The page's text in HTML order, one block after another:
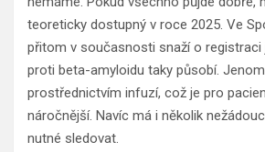
teoreticky dostupný v roce 2025. Ve
přitom v současnosti snaží o registraci
proti beta-amyloidu taky působí.
prostřednictvím infuzí, což je pro
náročnější. Navíc má i několik
nutné sledovat.